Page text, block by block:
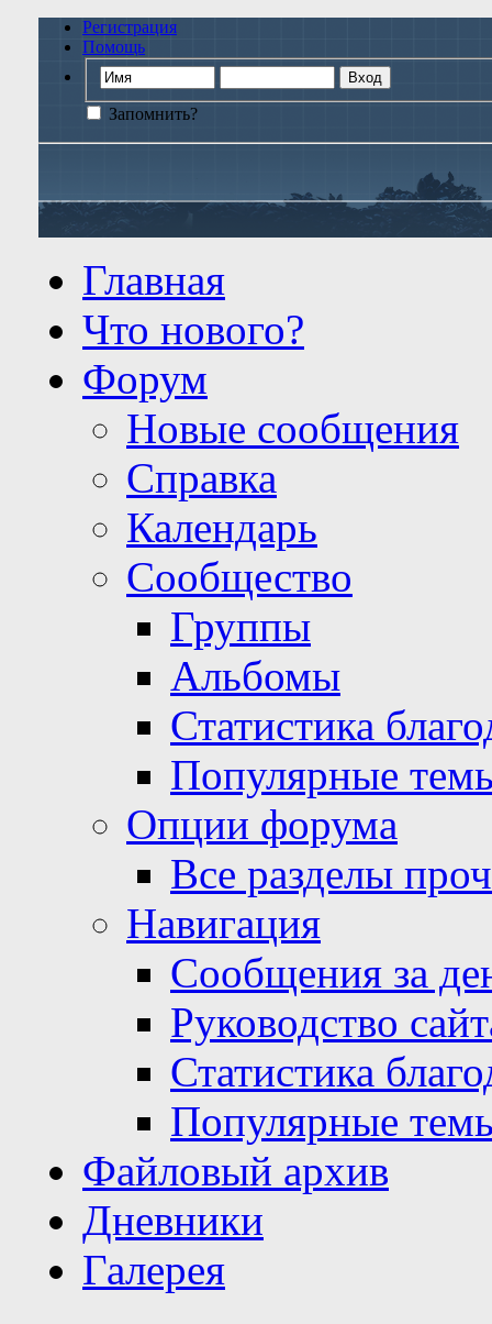
Регистрация
Помощь
Запомнить?
Главная
Что нового?
Форум
Новые сообщения
Справка
Календарь
Сообщество
Группы
Альбомы
Статистика
Популярные
Опции форума
Все разделы
Навигация
Сообщения за
Руководство
Статистика
Популярные
Файловый архив
Дневники
Галерея